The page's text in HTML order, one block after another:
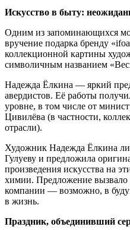
Искусство в быту:
Одним из запоминающихся
вручение подарка бренду
коллекционной картины
символичным названием
Надежда Ёлкина — яркий
авердистов. Её работы
уровне, в том числе от
Цивилёва (в частности,
отрасли).
Художник Надежда Ёлкина
Гулуеву и предложила
произведения искусства на
химии. Предложение вызвало
компании — возможно, в
в жизнь.
Праздник, объединивший